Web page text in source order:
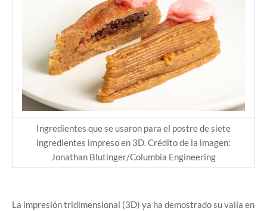
Ingredientes que se usaron para el postre de siete
ingredientes impreso en 3D. Crédito de la imagen:
Jonathan Blutinger/Columbia Engineering
La impresión tridimensional (3D) ya ha demostrado su valía en